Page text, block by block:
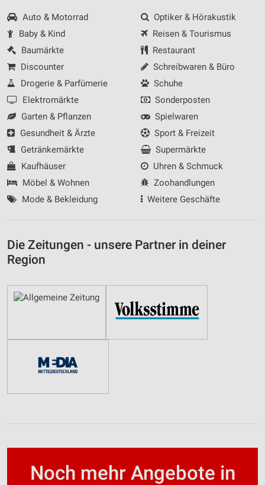
Auto & Motorrad
Baby & Kind
Baumärkte
Discounter
Drogerie & Parfümerie
Elektromärkte
Garten & Pflanzen
Gesundheit & Ärzte
Getränkemärkte
Kaufhäuser
Möbel & Wohnen
Mode & Bekleidung
Optiker & Hörakustik
Reisen & Tourismus
Restaurant
Schreibwaren & Büro
Schuhe
Sonderposten
Spielwaren
Sport & Freizeit
Supermärkte
Uhren & Schmuck
Zoohandlungen
Weitere Geschäfte
Die Zeitungen - unsere Partner in deiner
Region
Noch mehr Angebote in